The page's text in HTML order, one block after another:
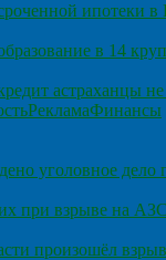
ипотеки в
в 14
астраханцы
РекламаФинансы
уголовное
при взрыве на АЗС
произошёл